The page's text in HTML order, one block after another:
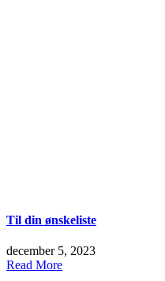
Til din ønskeliste
december 5, 2023
Read More